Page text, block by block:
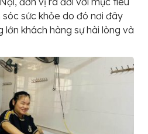
sức khỏe do đó nơi đây
lớn khách hàng sự hài lòng và